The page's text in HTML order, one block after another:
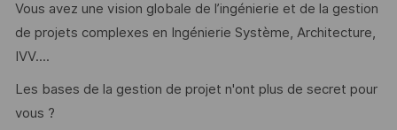
Vous avez une vision globale de l’ingénierie et de la gestion
de projets complexes en Ingénierie Système, Architecture,
IVV....
Les bases de la gestion de projet n'ont plus de secret pour
vous ?